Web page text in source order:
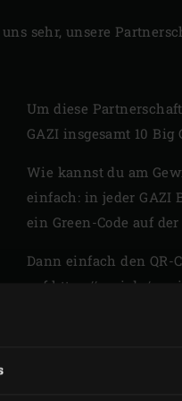
sehr, unsere
Um diese
GAZI insgesamt 10 Big
Wie kannst du am
einfach: in jeder GAZI
ein Green-Code auf
Dann einfach den QR-
auf https://gazi.de/
Code im
Gewinner gezogen.